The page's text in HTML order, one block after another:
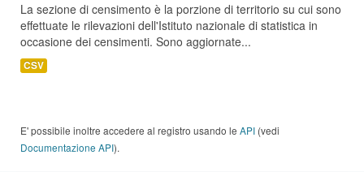
La sezione di censimento è la porzione di territorio su cui sono
effettuate le rilevazioni dell'Istituto nazionale di statistica in
occasione dei censimenti. Sono aggiornate...
CSV
E' possibile inoltre accedere al registro usando le API (vedi
Documentazione API).